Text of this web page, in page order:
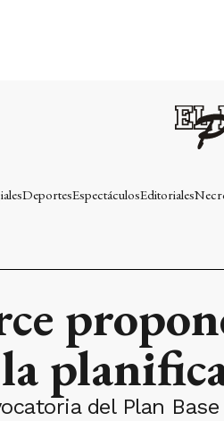
DeportesEspectáculosEditoriales
del Plan